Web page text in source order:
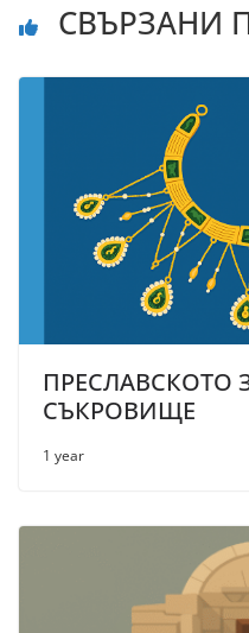
СВЪРЗАНИ
ПРЕСЛАВСКОТО
СЪКРОВИЩЕ
1 year